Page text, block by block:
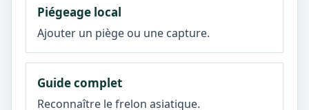
Piégeage local
Ajouter un piège ou une capture.
Guide complet
Reconnaître le frelon asiatique.